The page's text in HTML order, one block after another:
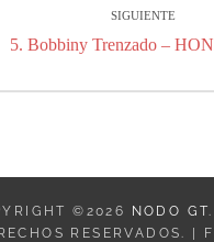
SIGUIENTE
Entrada
5. Bobbiny Trenzado –
©2026 NODO GT
RESERVADOS. |